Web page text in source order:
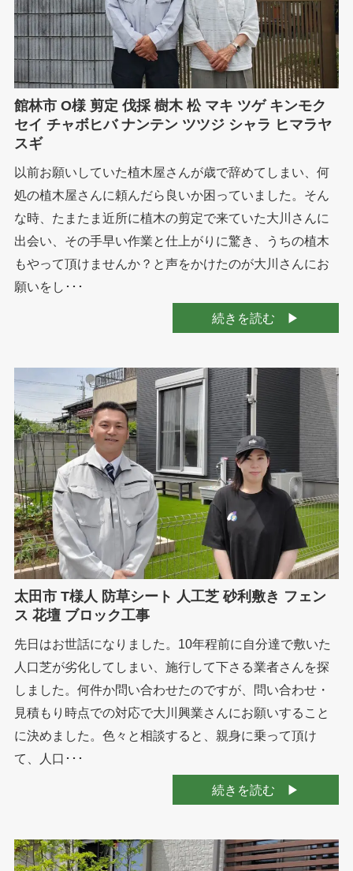
館林市 O様 剪定 伐採 樹木 松 マキ ツゲ キンモク
セイ チャボヒバ ナンテン ツツジ シャラ ヒマラヤ
スギ
以前お願いしていた植木屋さんが歳で辞めてしまい、何
処の植木屋さんに頼んだら良いか困っていました。そん
な時、たまたま近所に植木の剪定で来ていた大川さんに
出会い、その手早い作業と仕上がりに驚き、うちの植木
もやって頂けませんか？と声をかけたのが大川さんにお
願いをし･･･
続きを読む
太田市 T様人 防草シート 人工芝 砂利敷き フェン
ス 花壇 ブロック工事
先日はお世話になりました。10年程前に自分達で敷いた
人口芝が劣化してしまい、施行して下さる業者さんを探
しました。何件か問い合わせたのですが、問い合わせ・
見積もり時点での対応で大川興業さんにお願いすること
に決めました。色々と相談すると、親身に乗って頂け
て、人口･･･
続きを読む